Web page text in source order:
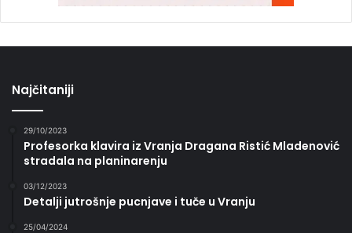
Najčitaniji
29/10/2023
Profesorka klavira iz Vranja Dragana Ristić Mladenović
stradala na planinarenju
03/12/2023
Detalji jutrošnje pucnjave i tuče u Vranju
25/04/2024